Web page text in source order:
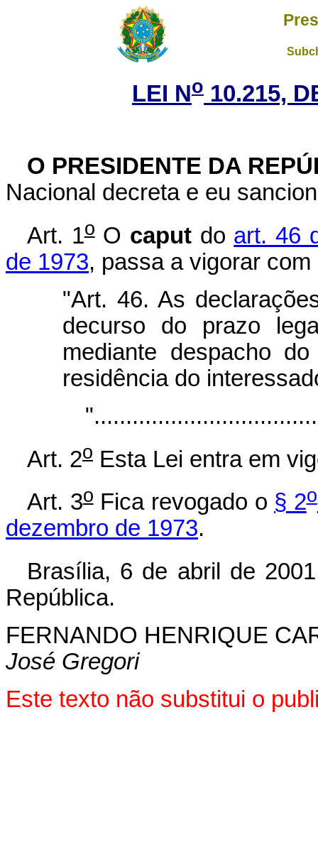
LEI No 10.215,
O PRESIDENTE DA
Nacional decreta e eu
Art. 1oO caputdo art. 46
de 1973, passa a vigorar
"Art. 46. As
decurso do prazo
mediante despacho
residência do
Art. 2o Esta Lei entra em
Art. 3oFica revogado o § 2o
dezembro de 1973.
Brasília, 6 de abril de
República.
FERNANDO HENRIQUE
José Gregori
Este texto não substitui o